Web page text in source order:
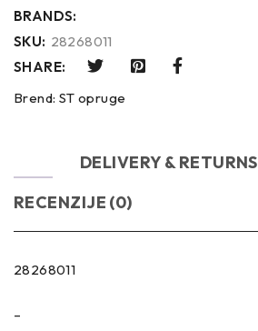
BRANDS:
SKU: 28268011
SHARE:
Brend: ST opruge
DELIVERY & RETURNS
RECENZIJE (0)
28268011
–